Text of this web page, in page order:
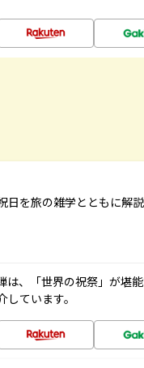
日を旅の雑学とともに解説
は、「世界の祝祭」が堪
ています。